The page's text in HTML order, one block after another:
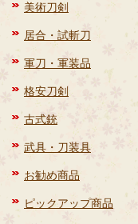
美術刀剣
居合・試斬刀
軍刀・軍装品
格安刀剣
古式銃
武具・刀装具
お勧め商品
ピックアップ商品